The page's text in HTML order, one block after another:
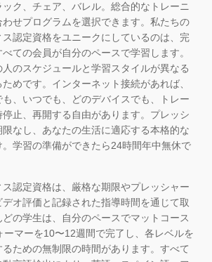
ク、チェア、バレル。総合的なトレーニ
わせプログラムを選択できます。私たちの
認定資格をユニークにしているのは、完
ての会員が自分のペースで学習します。
のスケジュールと学習スタイルが異なる
めです。インターネット接続があれば、
、いつでも、どのデバイスでも、トレー
停止、再開する自由があります。プレッシ
なし、あなたの生活に適応する本格的な
。学習の準備ができたら24時間年中無休で
認定資格は、厳格な期限やプレッシャー
オ評価と記録された指導時間を通じて取
の学生は、自分のペースでマットコース
ーマーを10〜12週間で完了し、各レベルを
ための無制限の時間があります。すべて